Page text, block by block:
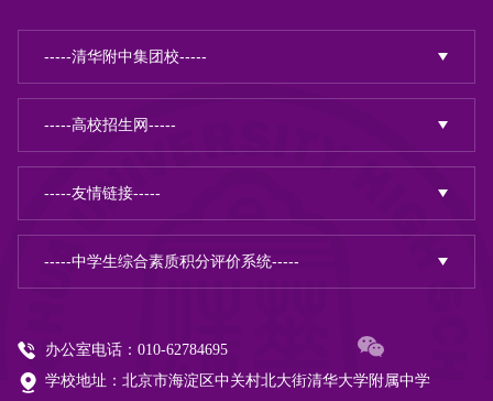
办公室电话：010-62784695
学校地址：北京市海淀区中关村北大街清华大学附属中学